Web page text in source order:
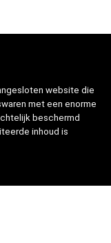
website die
met een enorme
beschermd
inhoud is